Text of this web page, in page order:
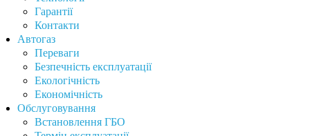
Гарантії
Контакти
Автогаз
Переваги
Безпечність експлуатації
Екологічність
Економічність
Обслуговування
Встановлення ГБО